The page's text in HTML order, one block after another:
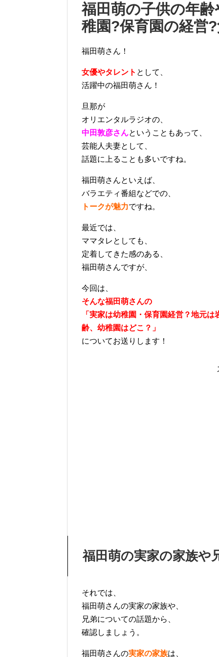
福田萌の子供の年
稚園?保育園の経営
福田萌さん！
女優やタレント として、
活躍中の福田萌さん！
旦那が
オリエンタルラジオの、
中田敦彦さんということもあって、
芸能人夫妻として、
話題に上ることも多いですね。
福田萌さんといえば、
バラエティ番組などでの、
トークが魅力ですね。
最近では、
ママタレとしても、
定着してきた感のある、
福田萌さんですが、
今回は、
そんな福田萌さんの
「実家は幼稚園・保育園経営？地元
齢、幼稚園はどこ？」
についてお送りします！
福田萌の実家の家族や
それでは、
福田萌さんの実家の家族や、
兄弟についての話題から、
確認しましょう。
福田萌さんの実家の家族は、